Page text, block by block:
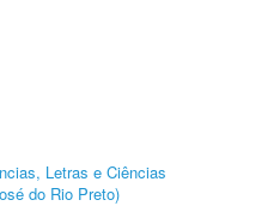
Letras e Ciências
do Rio Preto)